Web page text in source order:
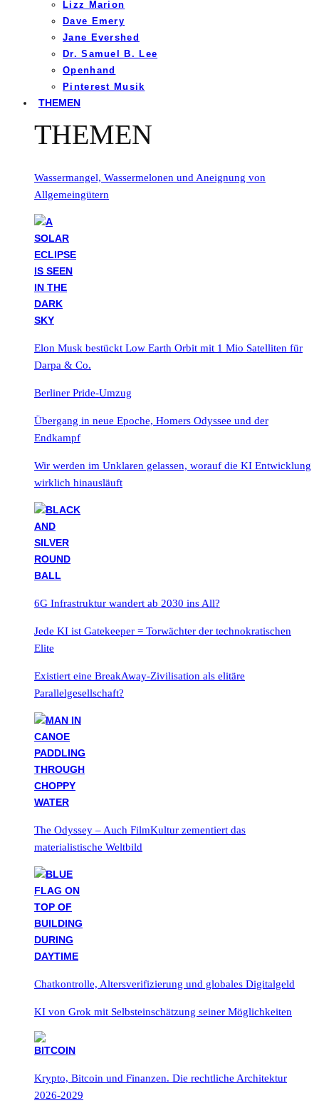
Lizz Marion
Dave Emery
Jane Evershed
Dr. Samuel B. Lee
Openhand
Pinterest Musik
THEMEN
THEMEN
Wassermangel, Wassermelonen und Aneignung von
Allgemeingütern
Elon Musk bestückt Low Earth Orbit mit 1 Mio Satelliten für
Darpa & Co.
Berliner Pride-Umzug
Übergang in neue Epoche, Homers Odyssee und der
Endkampf
Wir werden im Unklaren gelassen, worauf die KI Entwicklung
wirklich hinausläuft
6G Infrastruktur wandert ab 2030 ins All?
Jede KI ist Gatekeeper = Torwächter der technokratischen
Elite
Existiert eine BreakAway-Zivilisation als elitäre
Parallelgesellschaft?
The Odyssey – Auch FilmKultur zementiert das
materialistische Weltbild
Chatkontrolle, Altersverifizierung und globales Digitalgeld
KI von Grok mit Selbsteinschätzung seiner Möglichkeiten
Krypto, Bitcoin und Finanzen. Die rechtliche Architektur
2026-2029